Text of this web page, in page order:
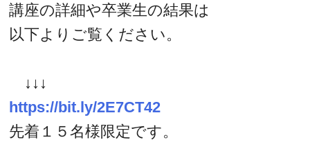
講座の詳細や卒業生の結果は
以下よりご覧ください。
↓↓↓
https://bit.ly/2E7CT42
先着１５名様限定です。